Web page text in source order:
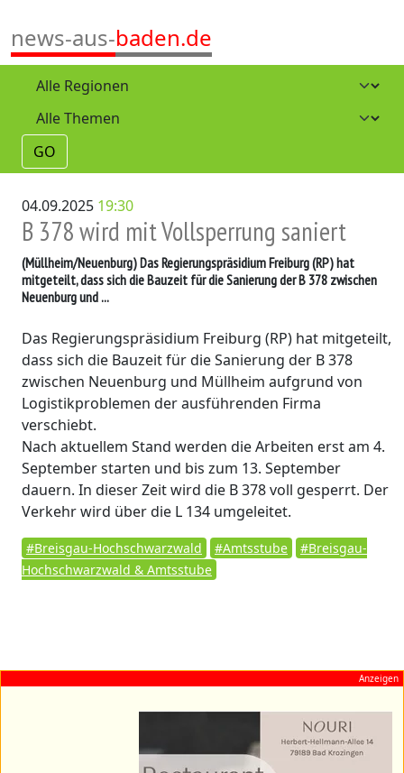
news-aus-baden.de
GO
04.09.2025 19:30
B 378 wird mit Vollsperrung saniert
(Müllheim/Neuenburg)Das Regierungspräsidium Freiburg (RP) hat
mitgeteilt, dass sich die Bauzeit für die Sanierung der B 378 zwischen
Neuenburg und ...
Das Regierungspräsidium Freiburg (RP) hat mitgeteilt,
dass sich die Bauzeit für die Sanierung der B 378
zwischen Neuenburg und Müllheim aufgrund von
Logistikproblemen der ausführenden Firma
verschiebt.
Nach aktuellem Stand werden die Arbeiten erst am 4.
September starten und bis zum 13. September
dauern. In dieser Zeit wird die B 378 voll gesperrt. Der
Verkehr wird über die L 134 umgeleitet.
#Breisgau-Hochschwarzwald #Amtsstube
#Breisgau-
Hochschwarzwald & Amtsstube
Anzeigen